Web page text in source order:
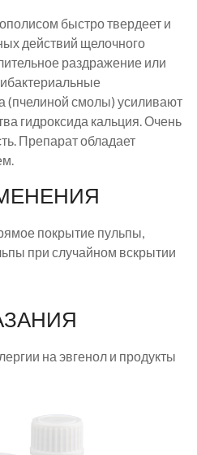
быстро твердеет и
действий щелочного
раздражение или
(пчелиной смолы) усиливают
гидроксида кальция. Очень
Препарат обладает
покрытие пульпы,
при случайном вскрытии
на эвгенол и продукты